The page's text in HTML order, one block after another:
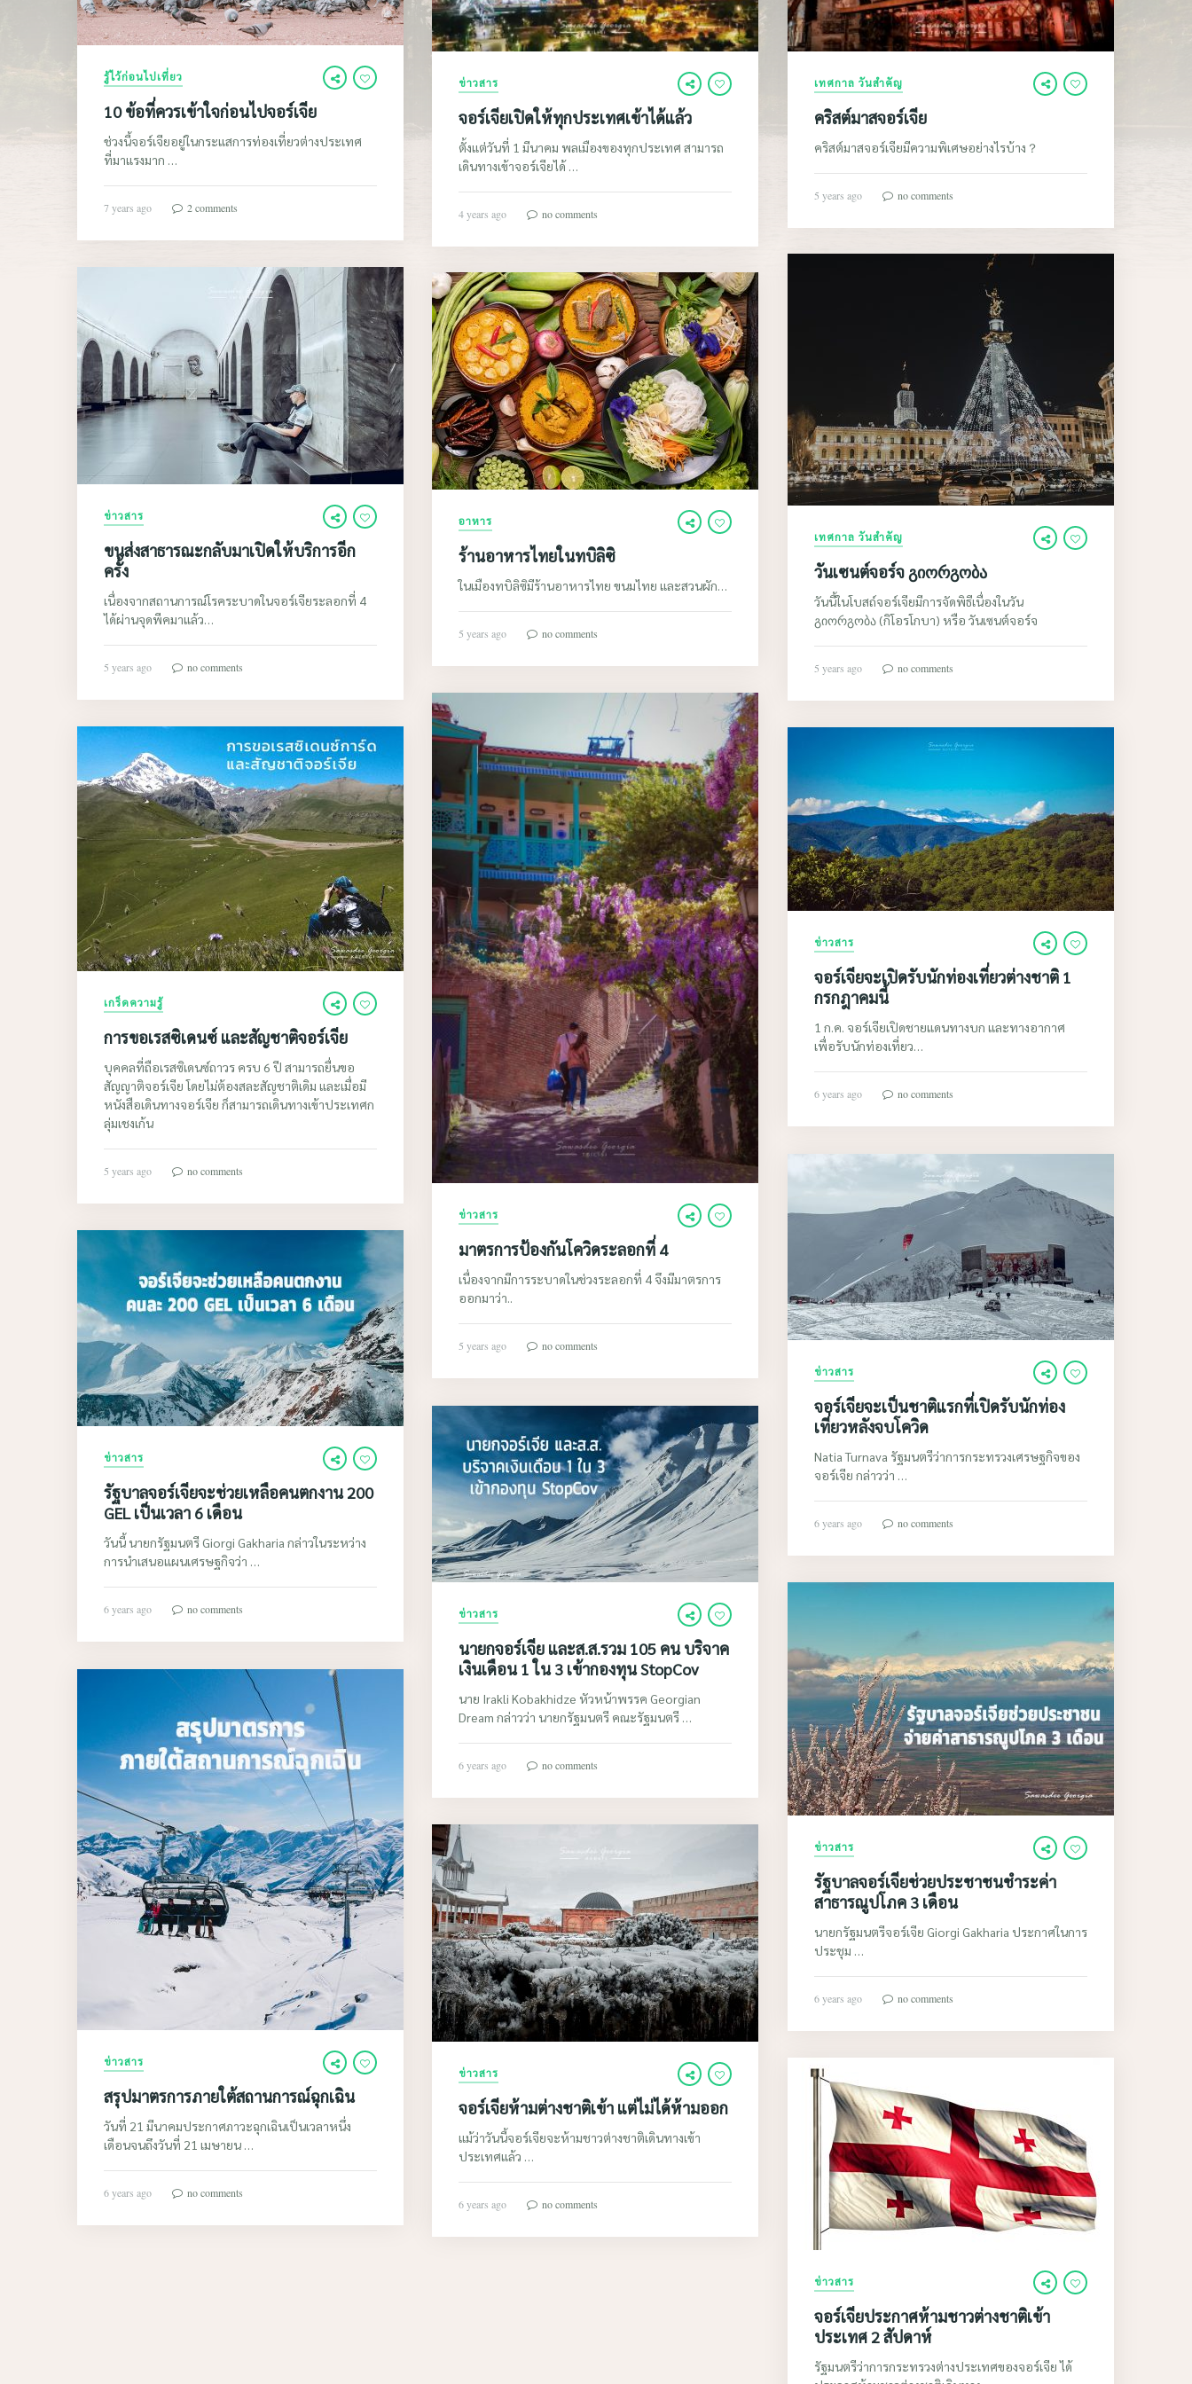
รู้ไว้ก่อนไปเที่ยว
10 ข้อที่ควรเข้าใจก่อนไปจอร์เจีย
ช่วงนี้จอร์เจียอยู่ในกระแสการท่องเที่ยวต่างประเทศ
ที่มาแรงมาก …
7 years ago 2 comments
ข่าวสาร
จอร์เจียเปิดให้ทุกประเทศเข้าได้แล้ว
ตั้งแต่วันที่ 1 มีนาคม พลเมืองของทุกประเทศ สามารถ
เดินทางเข้าจอร์เจียได้ …
4 years ago no comments
เทศกาล วันสำคัญ
คริสต์มาสจอร์เจีย
คริสต์มาสจอร์เจียมีความพิเศษอย่างไรบ้าง？
5 years ago no comments
เทศกาล วันสำคัญ
วันเซนต์จอร์จ გიორგობა
วันนี้ในโบสถ์จอร์เจียมีการจัดพิธีเนื่องในวัน
გიორგობა (กิโอรโกบา) หรือ วันเซนต์จอร์จ
5 years ago no comments
ข่าวสาร
ขนส่งสาธารณะกลับมาเปิดให้บริการอีก
ครั้ง
เนื่องจากสถานการณ์โรคระบาดในจอร์เจียระลอกที่ 4
ได้ผ่านจุดพีคมาแล้ว…
5 years ago no comments
อาหาร
ร้านอาหารไทยในทบิลิซิ
ในเมืองทบิลิซิมีร้านอาหารไทย ขนมไทย และสวนผัก…
5 years ago no comments
ข่าวสาร
มาตรการป้องกันโควิดระลอกที่ 4
เนื่องจากมีการระบาดในช่วงระลอกที่ 4 จึงมีมาตรการ
ออกมาว่า..
5 years ago no comments
เกร็ดความรู้
การขอเรสซิเดนซ์ และสัญชาติจอร์เจีย
บุคคลที่ถือเรสซิเดนซ์ถาวร ครบ 6 ปี สามารถยื่นขอ
สัญญาติจอร์เจีย โดยไม่ต้องสละสัญชาติเดิม และเมื่อมี
หนังสือเดินทางจอร์เจีย ก็สามารถเดินทางเข้าประเทศก
ลุ่มเชงเก้น
5 years ago no comments
ข่าวสาร
จอร์เจียจะเปิดรับนักท่องเที่ยวต่างชาติ 1
กรกฎาคมนี้
1 ก.ค. จอร์เจียเปิดชายแดนทางบก และทางอากาศ
เพื่อรับนักท่องเที่ยว…
6 years ago no comments
ข่าวสาร
จอร์เจียจะเป็นชาติแรกที่เปิดรับนักท่อง
เที่ยวหลังจบโควิด
Natia Turnava รัฐมนตรีว่าการกระทรวงเศรษฐกิจของ
จอร์เจีย กล่าวว่า …
6 years ago no comments
ข่าวสาร
รัฐบาลจอร์เจียจะช่วยเหลือคนตกงาน 200
GEL เป็นเวลา 6 เดือน
วันนี้ นายกรัฐมนตรี Giorgi Gakharia กล่าวในระหว่าง
การนำเสนอแผนเศรษฐกิจว่า …
6 years ago no comments ข่าวสาร
นายกจอร์เจีย และส.ส.รวม 105 คน บริจาค
เงินเดือน 1 ใน 3 เข้ากองทุน StopCov
นาย Irakli Kobakhidze หัวหน้าพรรค Georgian
Dream กล่าวว่า นายกรัฐมนตรี คณะรัฐมนตรี …
6 years ago no comments
ข่าวสาร
รัฐบาลจอร์เจียช่วยประชาชนชำระค่า
สาธารณูปโภค 3 เดือน
นายกรัฐมนตรีจอร์เจีย Giorgi Gakharia ประกาศในการ
ประชุม …
6 years ago no comments
ข่าวสาร
สรุปมาตรการภายใต้สถานการณ์ฉุกเฉิน
วันที่ 21 มีนาคมประกาศภาวะฉุกเฉินเป็นเวลาหนึ่ง
เดือนจนถึงวันที่ 21 เมษายน …
6 years ago no comments
ข่าวสาร
จอร์เจียห้ามต่างชาติเข้า แต่ไม่ได้ห้ามออก
แม้ว่าวันนี้จอร์เจียจะห้ามชาวต่างชาติเดินทางเข้า
ประเทศแล้ว …
6 years ago no comments
ข่าวสาร
จอร์เจียประกาศห้ามชาวต่างชาติเข้า
ประเทศ 2 สัปดาห์
รัฐมนตรีว่าการกระทรวงต่างประเทศของจอร์เจีย ได้